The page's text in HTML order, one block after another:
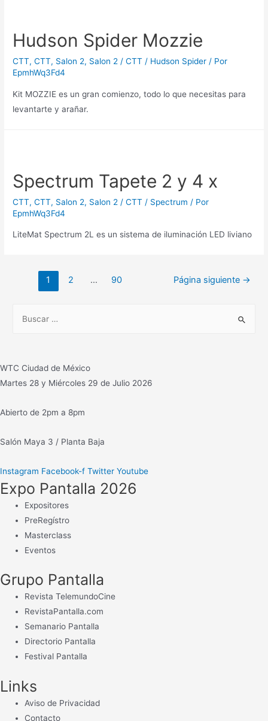
Hudson Spider Mozzie
CTT,CTT, Salon 2, Salon 2 / CTT / Hudson Spider / Por
EpmhWq3Fd4
Kit MOZZIE es un gran comienzo, todo lo que necesitas para
levantarte y arañar.
Spectrum Tapete 2 y 4 x
CTT,CTT, Salon 2, Salon 2 / CTT / Spectrum / Por
EpmhWq3Fd4
LiteMat Spectrum 2L es un sistema de iluminación LED liviano
Paginación1 2 … 90 Página siguiente →
WTC Ciudad de México
Martes 28 y Miércoles 29 de Julio 2026
Abierto de 2pm a 8pm
Salón Maya 3 / Planta Baja
Instagram Facebook-f Twitter Youtube
Expo Pantalla 2026
Expositores
PreRegístro
Masterclass
Eventos
Grupo Pantalla
Revista TelemundoCine
RevistaPantalla.com
Semanario Pantalla
Directorio Pantalla
Festival Pantalla
Links
Aviso de Privacidad
Contacto